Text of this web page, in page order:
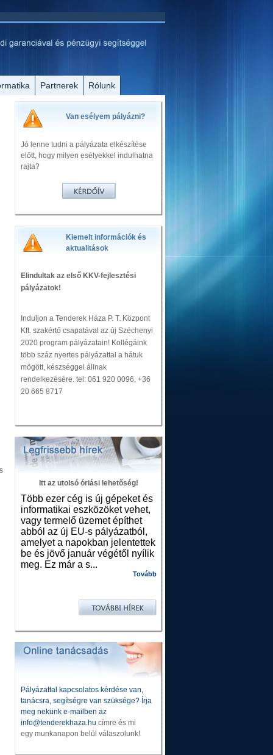
Partnerek Rólunk
Van esélyem pályázni?
Jó lenne tudni a pályázata elkészítése
előtt, hogy milyen esélyekkel indulhatna
rajta?
Kiemelt információk és
aktualitások
Elindultak az első KKV-fejlesztési
pályázatok!
Induljon a Tenderek Háza P. T. Központ
Kft. szakértő csapatával az új Széchenyi
2020 program pályázatain! Kollégáink
több száz nyertes pályázattal a hátuk
mögött, készséggel állnak
rendelkezésére. tel: 061 920 0096, +36
20 665 8717
Itt az utolsó óriási lehetőség!
Több ezer cég is új gépeket és
informatikai eszközöket vehet,
vagy termelő üzemet építhet
abból az új EU-s pályázatból,
amelyet a napokban jelentettek
be és jövő január végétől nyílik
meg. Ez már a s...
Tovább
Pályázattal kapcsolatos kérdése van,
tanácsra, segítségre van szüksége? Írja
meg nekünk e-mailben az
info@tenderekhaza.hu címre és mi
egy munkanapon belül válaszolunk!